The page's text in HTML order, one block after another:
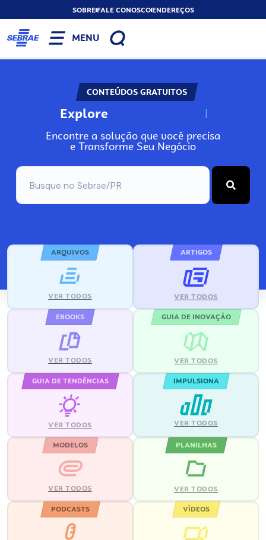
SOBREFALE CONOSCOENDEREÇOS
MENU
CONTEÚDOS GRATUITOS
Explore N
Encontre a solução que você precisa
e Transforme Seu Negócio
ARQUIVOS
VER TODOS
ARTIGOS
VER TODOS
EBOOKS
VER TODOS
GUIA DE INOVAÇÃO
VER TODOS
GUIA DE TENDÊNCIAS
VER TODOS
IMPULSIONA
VER TODOS
MODELOS
VER TODOS
PLANILHAS
VER TODOS
PODCASTS VÍDEOS